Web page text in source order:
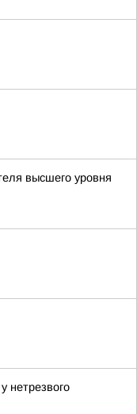
высшего уровня
нетрезвого